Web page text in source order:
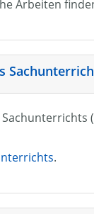
Arbeiten
.